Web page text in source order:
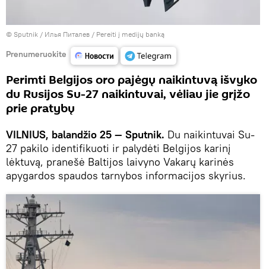
© Sputnik / Илья Питалев / Pereiti į medijų banką
Prenumeruokite
Perimti Belgijos oro pajėgų naikintuvą išvyko
du Rusijos Su-27 naikintuvai, vėliau jie grįžo
prie pratybų
VILNIUS, balandžio 25 — Sputnik. Du naikintuvai Su-
27 pakilo identifikuoti ir palydėti Belgijos karinį
lėktuvą, pranešė Baltijos laivyno Vakarų karinės
apygardos spaudos tarnybos informacijos skyrius.